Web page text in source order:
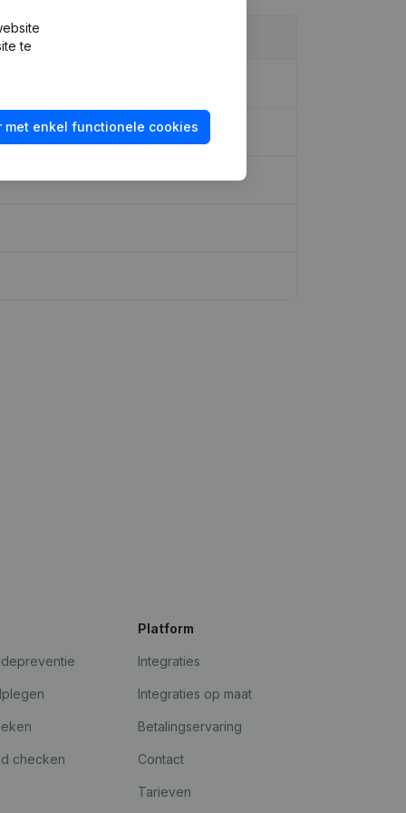
te
met enkel functionele cookies
checken
Platform
Integraties
Integraties op maat
Betalingservaring
Contact
Tarieven